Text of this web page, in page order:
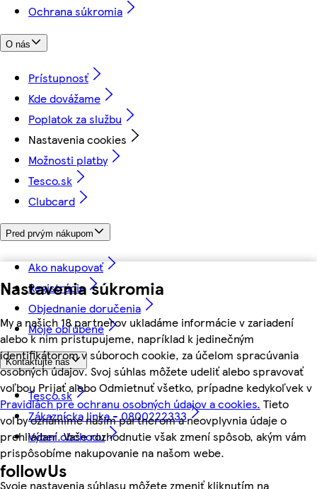
Nastavenia súkromia
My a našich 18 partnerov ukladáme informácie v zariadení
alebo k nim pristupujeme, napríklad k jedinečným
identifikátorom v súboroch cookie, za účelom spracúvania
osobných údajov. Svoj súhlas môžete udeliť alebo spravovať
voľbou Prijať alebo Odmietnuť všetko, prípadne kedykoľvek v
Pravidlách pre ochranu osobných údajov a cookies. Tieto
voľby oznámime našim partnerom a neovplyvnia údaje o
prehliadaní. Vaše rozhodnutie však zmení spôsob, akým vám
prispôsobíme nakupovanie na našom webe.
Svoje nastavenia súhlasu môžete zmeniť kliknutím na
Ochrana súkromia
O nás
Prístupnosť
Kde dovážame
Poplatok za službu
Nastavenia cookies
Možnosti platby
Tesco.sk
Clubcard
Pred prvým nákupom
Ako nakupovať
Registrácia
Objednanie doručenia
Moje obľúbené
Kontaktujte nás
Tesco.sk
Zákaznícka linka - 0800222333
Výber obchodu
followUs